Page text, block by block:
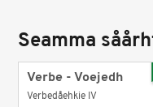
Seamma
Verbe - Voejedh
Verbedåehkie IV